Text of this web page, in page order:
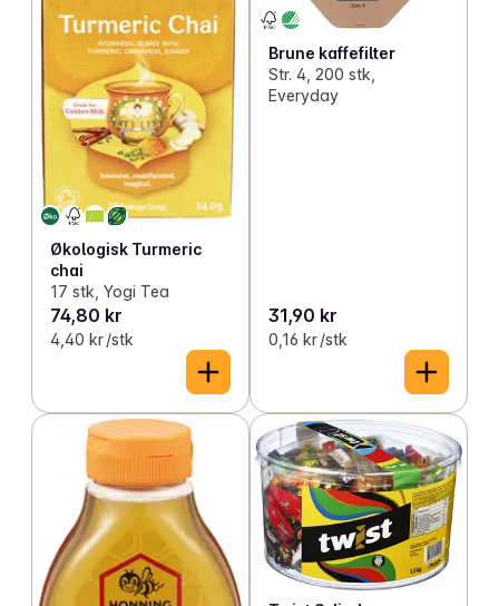
Økologisk Turmeric
chai
17 stk, Yogi Tea
74,80 kr
4,40 kr /stk
Brune kaffefilter
Str. 4, 200 stk,
Everyday
31,90 kr
0,16 kr /stk